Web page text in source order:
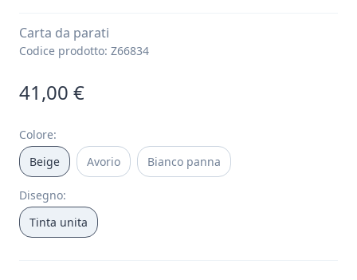
Carta da parati
Codice prodotto: Z66834
41,00 €
Colore:
Beige
Avorio Bianco panna
Disegno:
Tinta unita